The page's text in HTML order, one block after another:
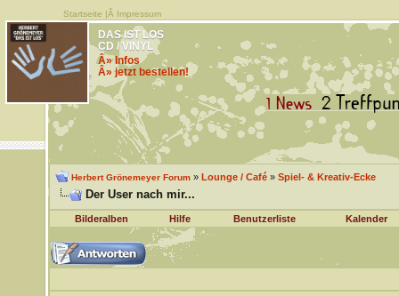
Startseite |Â Impressum
DAS IST LOS
CD / VINYL
Â» Infos
Â» jetzt bestellen!
Herbert Grönemeyer Forum» Lounge / Café» Spiel- & Kreativ-Ecke
Der User nach mir...
Bilderalben Hilfe Benutzerliste Kalender